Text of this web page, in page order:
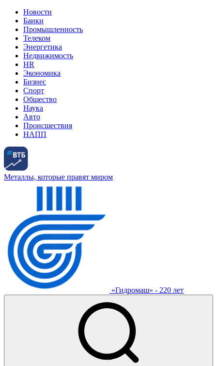
Новости
Банки
Промышленность
Телеком
Энергетика
Недвижимость
HR
Экономика
Бизнес
Спорт
Общество
Наука
Авто
Происшествия
НАПП
Металлы, которые правят миром
«Гидромаш» - 220 лет